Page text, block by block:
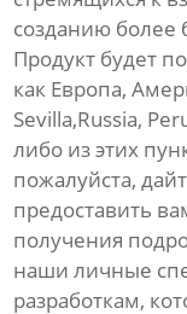
созданию более
Продукт будет
как Европа,
Sevilla,Russia,
либо из этих
пожалуйста,
предоставить
получения
наши личные
разработкам,